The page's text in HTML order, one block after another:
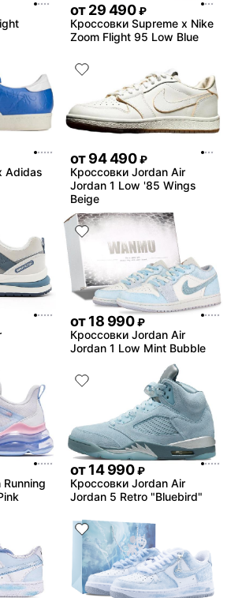
от29 490 ₽
Кроссовки Supreme x Nike
Zoom Flight 95 Low Blue
Adidas
от94 490 ₽
Кроссовки Jordan Air
Jordan 1 Low '85 Wings
Beige
от18 990 ₽
Кроссовки Jordan Air
Jordan 1 Low Mint Bubble
от14 990 ₽
Кроссовки Jordan Air
Jordan 5 Retro "Bluebird"